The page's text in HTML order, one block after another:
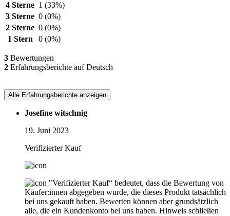
4 Sterne 1 (33%)
3 Sterne 0 (0%)
2 Sterne 0 (0%)
1 Stern
0 (0%)
3 Bewertungen
2 Erfahrungsberichte auf Deutsch
Alle Erfahrungsberichte anzeigen
Josefine witschnig
19. Juni 2023
Verifizierter Kauf
"Verifizierter Kauf“ bedeutet, dass die Bewertung von
Käufer:innen abgegeben wurde, die dieses Produkt tatsächlich
bei uns gekauft haben. Bewerten können aber grundsätzlich
alle, die ein Kundenkonto bei uns haben. Hinweis schließen